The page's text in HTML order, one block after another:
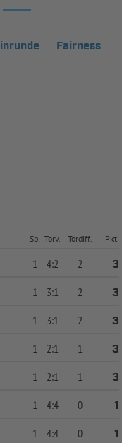
Fairness
Sp. Torv. Tordiff. Pkt.
1 4:2 2
3
1 3:1 2
3
1 3:1 2
3
1 2:1 1
3
1 2:1 1
3
1 4:4 0
1
1 4:4 0 1